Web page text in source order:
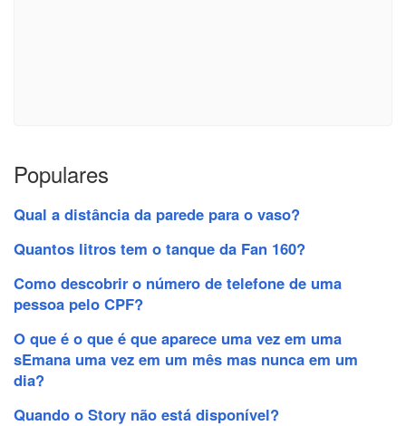
Populares
Qual a distância da parede para o vaso?
Quantos litros tem o tanque da Fan 160?
Como descobrir o número de telefone de uma
pessoa pelo CPF?
O que é o que é que aparece uma vez em uma
sEmana uma vez em um mês mas nunca em um
dia?
Quando o Story não está disponível?